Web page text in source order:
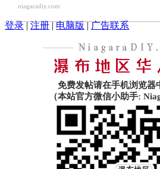
niagaradiy.com
登录|注册|电脑版|广告联系
免费发帖请在手机浏览器
（本站官方微信小助手: